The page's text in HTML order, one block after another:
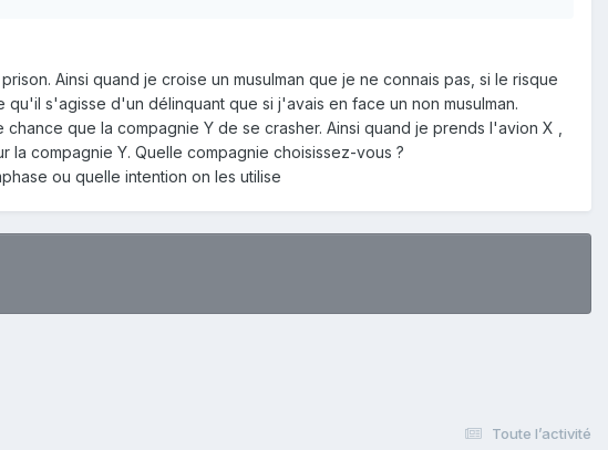
Ainsi quand je croise un musulman que je ne connais pas, si le risque
s'agisse d'un délinquant que si j'avais en face un non musulman.
que la compagnie Y de se crasher. Ainsi quand je prends l'avion X ,
la compagnie Y. Quelle compagnie choisissez-vous ?
ou quelle intention on les utilise
Toute l’activité